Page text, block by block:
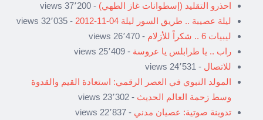
احذرو التقليد (إسطوانات غاز الطهي) - 37٬200 views
ليلة عصيبة .. طريق السور ليلة 04-11-2012
- 32٬035 views
ليبيات 6 .. شكراً للأزلام
- 26٬470 views
راب .. يا طرابلس يا عروسة - 25٬409 views
للاتصال - 24٬531 views
المولد النبوي في العصر الرقمي: استعادة القيم والقدوة
وسط زحمة العالم الحديث - 23٬302 views
تدوينة صوتية: عصيان مدني - 22٬837 views